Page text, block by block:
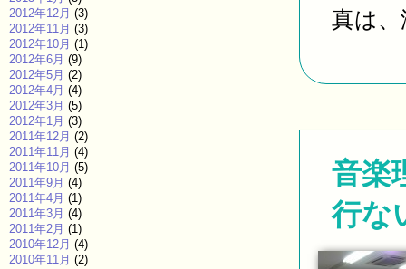
真は
音楽
行な
2012年12月 (3)
2012年11月 (3)
2012年10月 (1)
2012年6月 (9)
2012年5月 (2)
2012年4月 (4)
2012年3月 (5)
2012年1月 (3)
2011年12月 (2)
2011年11月 (4)
2011年10月 (5)
2011年9月 (4)
2011年4月 (1)
2011年3月 (4)
2011年2月 (1)
2010年12月 (4)
2010年11月 (2)